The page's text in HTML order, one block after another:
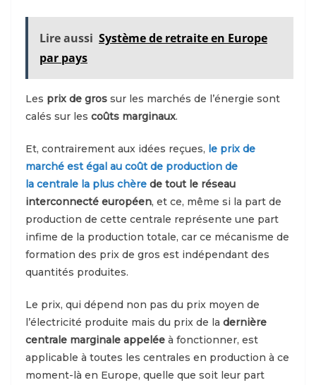
Lire aussi Système de retraite en Europe
par pays
Les prix de gros sur les marchés de l’énergie sont
calés sur les coûts marginaux.
Et, contrairement aux idées reçues, le prix de
marché est égal au coût de production de
la centrale la plus chère de tout le réseau
interconnecté européen, et ce, même si la part de
production de cette centrale représente une part
infime de la production totale, car ce mécanisme de
formation des prix de gros est indépendant des
quantités produites.
Le prix, qui dépend non pas du prix moyen de
l’électricité produite mais du prix de la dernière
centrale marginale appelée à fonctionner, est
applicable à toutes les centrales en production à ce
moment-là en Europe, quelle que soit leur part